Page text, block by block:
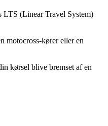
LTS (Linear Travel System)
motocross-kører eller en
kørsel blive bremset af en